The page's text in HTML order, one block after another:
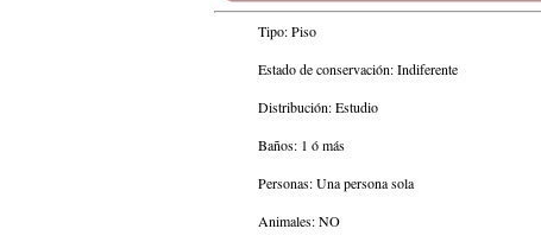
Tipo: Piso
Estado de conservación: Indiferente
Distribución: Estudio
Baños: 1 ó más
Personas: Una persona sola
Animales: NO